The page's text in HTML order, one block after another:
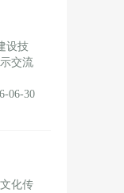
设技
交流
06-30
化传